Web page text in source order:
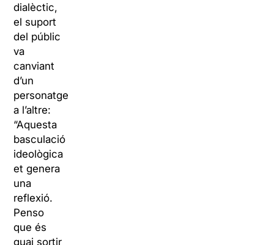
dialèctic,
el suport
del públic
va
canviant
d’un
personatge
a l’altre:
“Aquesta
basculació
ideològica
et genera
una
reflexió.
Penso
que és
guai sortir